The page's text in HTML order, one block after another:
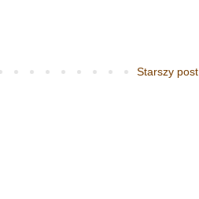
Starszy post